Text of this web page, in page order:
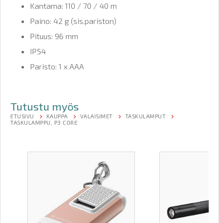
Kantama: 110 / 70 / 40 m
Paino: 42 g (sis.pariston)
Pituus: 96 mm
IP54
Paristo: 1 x AAA
Tutustu myös
ETUSIVU KAUPPA VALAISIMET
TASKULAMPUT
TASKULAMPPU, P3 CORE